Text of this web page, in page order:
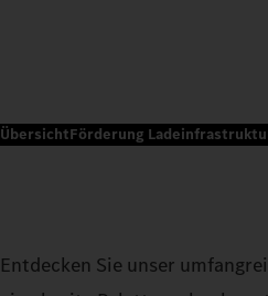
ÜbersichtFörderung
Entdecken Sie unser